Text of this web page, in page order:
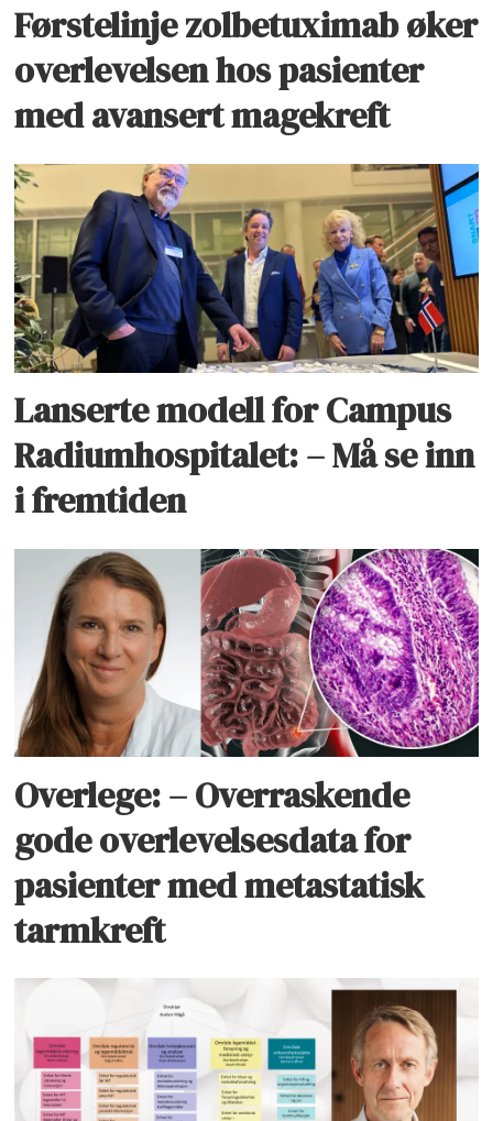
Førstelinje zolbetuximab øker
overlevelsen hos pasienter
med avansert magekreft
Lanserte modell for Campus
Radiumhospitalet: – Må se inn
i fremtiden
Overlege: – Overraskende
gode overlevelsesdata for
pasienter med metastatisk
tarmkreft